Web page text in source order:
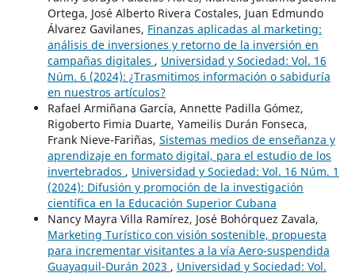
Ortega, José Alberto Rivera Costales, Juan Edmundo
Álvarez Gavilanes, Finanzas aplicadas al marketing:
análisis de inversiones y retorno de la inversión en
campañas digitales , Universidad y Sociedad: Vol. 16
Núm. 6 (2024): ¿Trasmitimos información o sabiduría
en nuestros artículos?
Rafael Armiñana García, Annette Padilla Gómez,
Rigoberto Fimia Duarte, Yameilis Durán Fonseca,
Frank Nieve-Fariñas, Sistemas medios de enseñanza y
aprendizaje en formato digital, para el estudio de los
invertebrados , Universidad y Sociedad: Vol. 16 Núm. 1
(2024): Difusión y promoción de la investigación
científica en la Educación Superior Cubana
Nancy Mayra Villa Ramírez, José Bohórquez Zavala,
Marketing Turístico con visión sostenible, propuesta
para incrementar visitantes a la vía Aero-suspendida
Guayaquil-Durán 2023 , Universidad y Sociedad: Vol.